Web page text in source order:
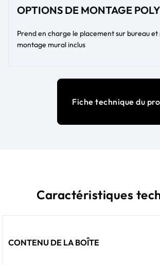
OPTIONS DE MONTAGE
Prend en charge le placement sur bureau
montage mural inclus
Fiche technique du
Caractéristiques
CONTENU DE LA BOÎTE